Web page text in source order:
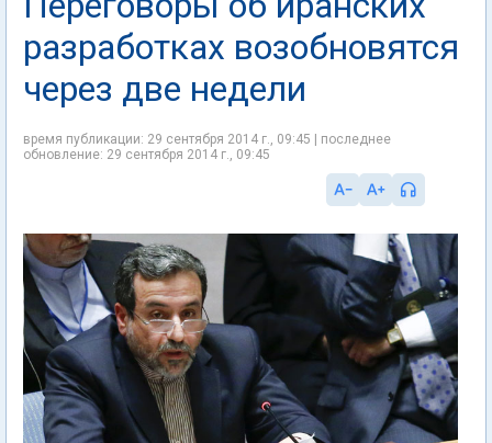
разработках возобновятся
через две недели
время публикации: 29 сентября 2014 г., 09:45 | последнее
обновление: 29 сентября 2014 г., 09:45